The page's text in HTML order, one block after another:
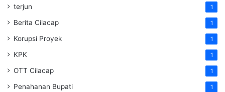
terjun 1
Berita Cilacap 1
Korupsi Proyek 1
KPK 1
OTT Cilacap 1
Penahanan Bupati 1